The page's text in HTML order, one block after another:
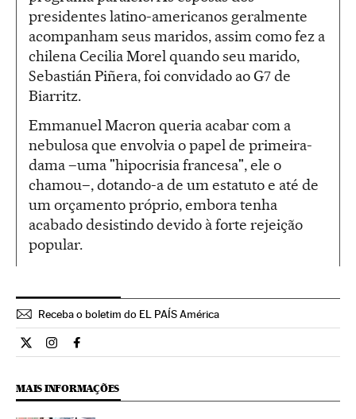
presidentes latino-americanos geralmente
acompanham seus maridos, assim como fez a
chilena Cecilia Morel quando seu marido,
Sebastián Piñera, foi convidado ao G7 de
Biarritz.
Emmanuel Macron queria acabar com a
nebulosa que envolvia o papel de primeira-
dama –uma "hipocrisia francesa", ele o
chamou–, dotando-a de um estatuto e até de
um orçamento próprio, embora tenha
acabado desistindo devido à forte rejeição
popular.
Receba o boletim do EL PAÍS América
Internacional El País Brasil en Twitter
Internacional El País Brasil en Instagram
Internacional El País Brasil en Facebook
MAIS INFORMAÇÕES